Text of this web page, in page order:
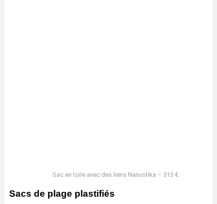
Sac en toile avec des liens Nanushka – 313 €.
Sacs de plage plastifiés